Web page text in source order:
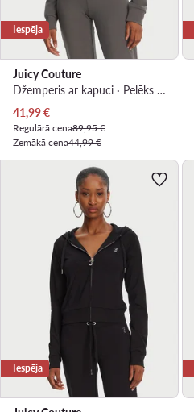
Iespēja
Juicy Couture
Džemperis ar kapuci · Pelēks · Slim Fit
Pašreizējā cena
41,99€
Regulārā cena89,95 €
Zemākā cena44,99 €
Iespēja